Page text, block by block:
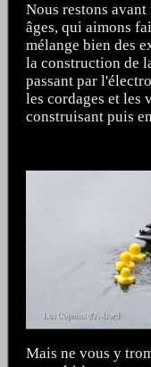
Nous restons
âges, qui aimons
mélange bien des
la construction de
passant par
les cordages et les
construisant puis
Mais ne vous y